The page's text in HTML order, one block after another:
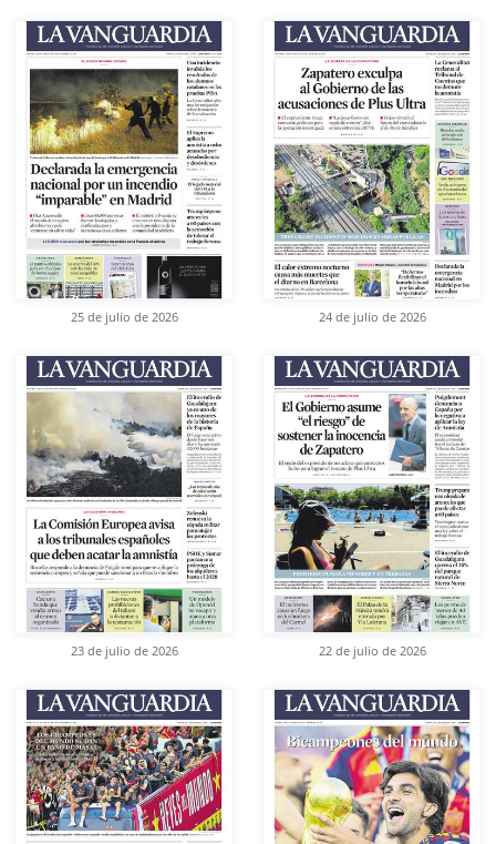
25 de julio de 2026 24 de julio de 2026
23 de julio de 2026 22 de julio de 2026